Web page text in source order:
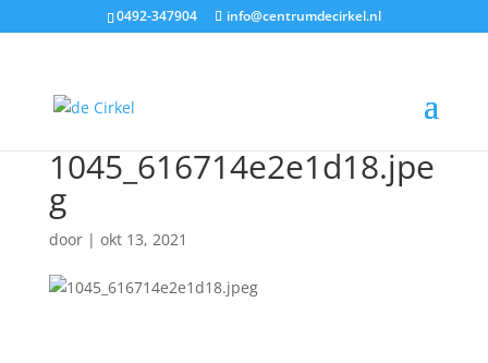
0492-347904 info@centrumdecirkel.nl
1045_616714e2e1d18.jpe
g
door | okt 13, 2021